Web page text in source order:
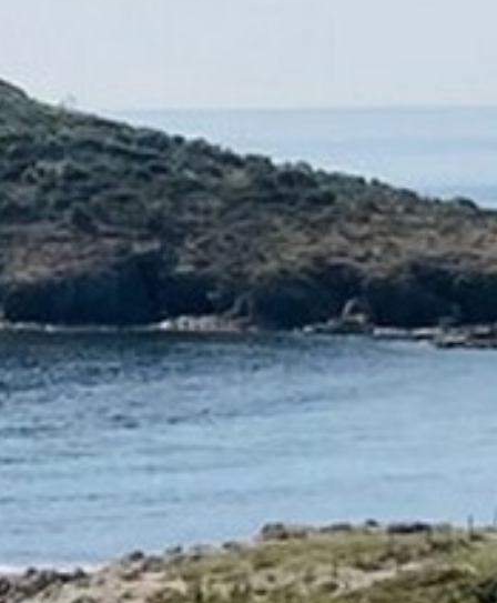
VOTRE OFFICE DE TOURISME
AIR DE DÉTENTE
FORMULAIRE DE CONTACT